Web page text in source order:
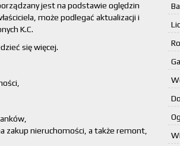
jest na podstawie oględzin
może podlegać aktualizacji i
K.C.
się więcej.
zakup nieruchomości, a także remont,